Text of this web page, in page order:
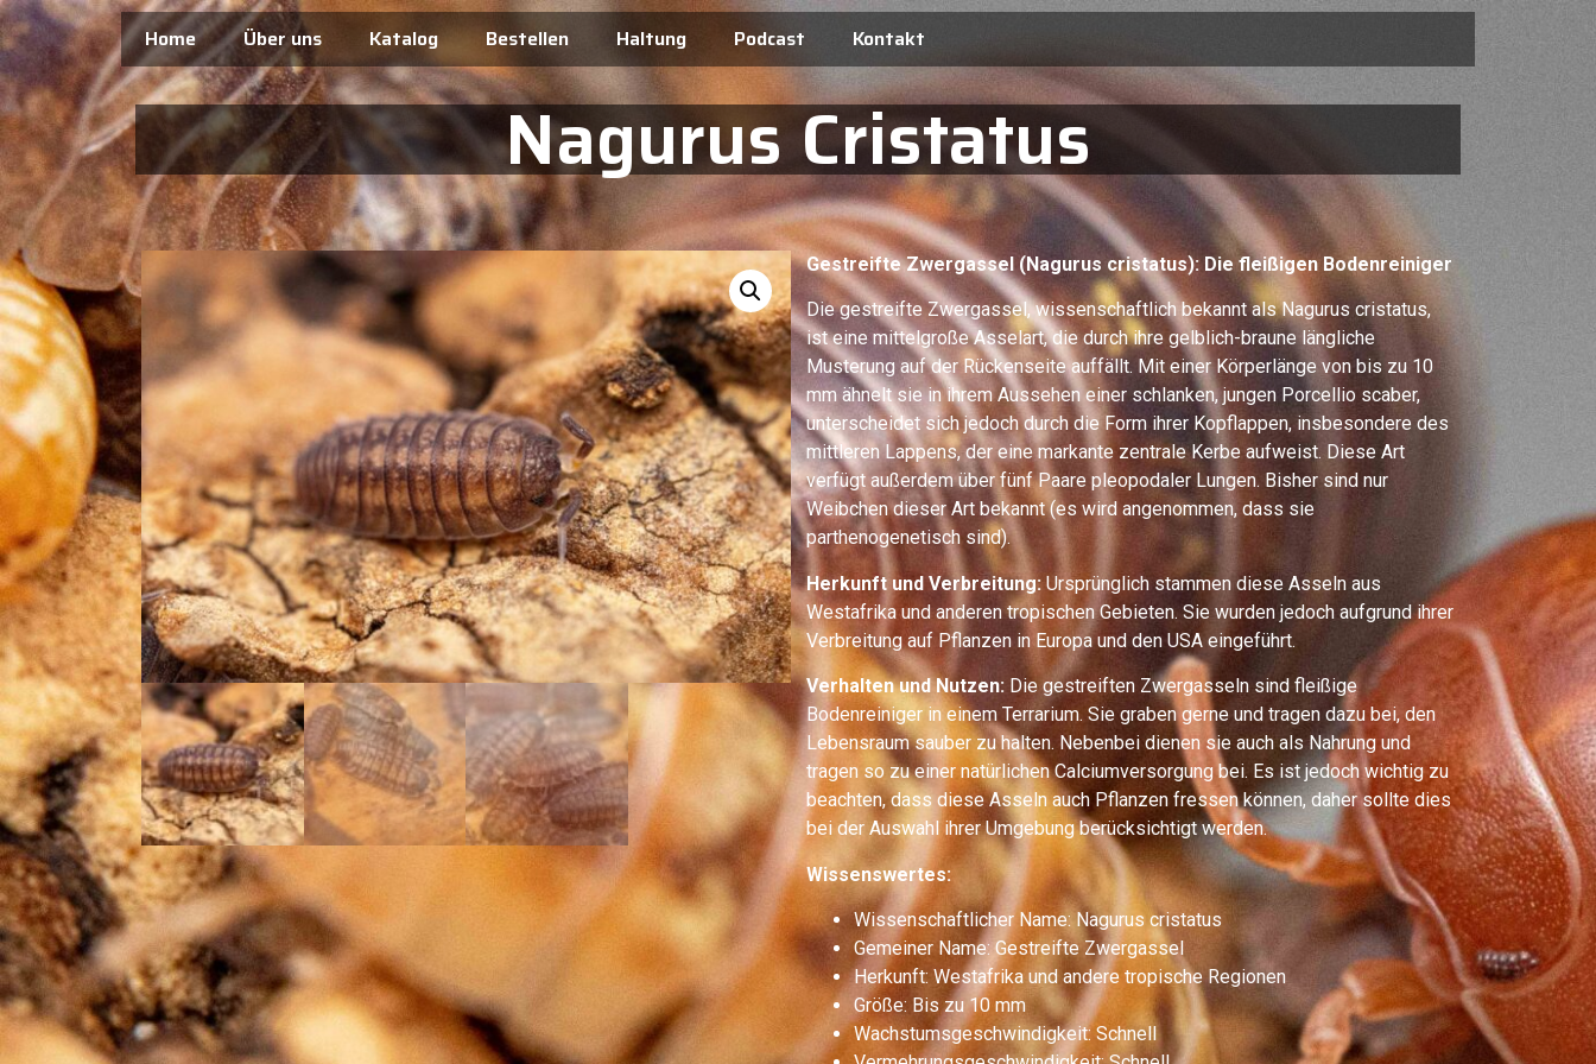
Home Über uns Katalog Bestellen Haltung Podcast Kontakt
Nagurus Cristatus
Gestreifte Zwergassel (Nagurus cristatus): Die fleißigen Bodenreiniger
Die gestreifte Zwergassel, wissenschaftlich bekannt als Nagurus cristatus,
ist eine mittelgroße Asselart, die durch ihre gelblich-braune längliche
Musterung auf der Rückenseite auffällt. Mit einer Körperlänge von bis zu 10
mm ähnelt sie in ihrem Aussehen einer schlanken, jungen Porcellio scaber,
unterscheidet sich jedoch durch die Form ihrer Kopflappen, insbesondere des
mittleren Lappens, der eine markante zentrale Kerbe aufweist. Diese Art
verfügt außerdem über fünf Paare pleopodaler Lungen. Bisher sind nur
Weibchen dieser Art bekannt (es wird angenommen, dass sie
parthenogenetisch sind).
Herkunft und Verbreitung:Ursprünglich stammen diese Asseln aus
Westafrika und anderen tropischen Gebieten. Sie wurden jedoch aufgrund ihrer
Verbreitung auf Pflanzen in Europa und den USA eingeführt.
Verhalten und Nutzen: Die gestreiften Zwergasseln sind fleißige
Bodenreiniger in einem Terrarium. Sie graben gerne und tragen dazu bei, den
Lebensraum sauber zu halten. Nebenbei dienen sie auch als Nahrung und
tragen so zu einer natürlichen Calciumversorgung bei. Es ist jedoch wichtig zu
beachten, dass diese Asseln auch Pflanzen fressen können, daher sollte dies
bei der Auswahl ihrer Umgebung berücksichtigt werden.
Wissenswertes:
Wissenschaftlicher Name: Nagurus cristatus
Gemeiner Name: Gestreifte Zwergassel
Herkunft: Westafrika und andere tropische Regionen
Größe: Bis zu 10 mm
Wachstumsgeschwindigkeit: Schnell